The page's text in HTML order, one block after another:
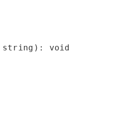
string): void